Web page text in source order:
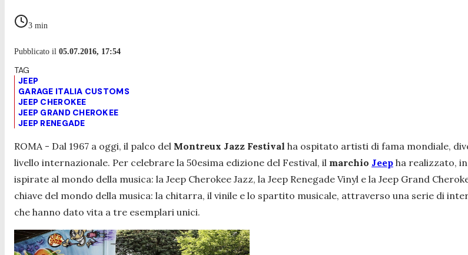
3 min
Pubblicato il 05.07.2016, 17:54
JEEP
GARAGE ITALIA CUSTOMS
JEEP CHEROKEE
JEEP GRAND CHEROKEE
JEEP RENEGADE
ROMA - Dal 1967 a oggi, il palco del Montreux Jazz Festival ha ospitato artisti di fama mondiale,
livello internazionale. Per celebrare la 50esima edizione del Festival, il marchio Jeep ha realizzato,
ispirate al mondo della musica: la Jeep Cherokee Jazz, la Jeep Renegade Vinyl e la Jeep Grand
chiave del mondo della musica: la chitarra, il vinile e lo spartito musicale, attraverso una serie di
che hanno dato vita a tre esemplari unici.